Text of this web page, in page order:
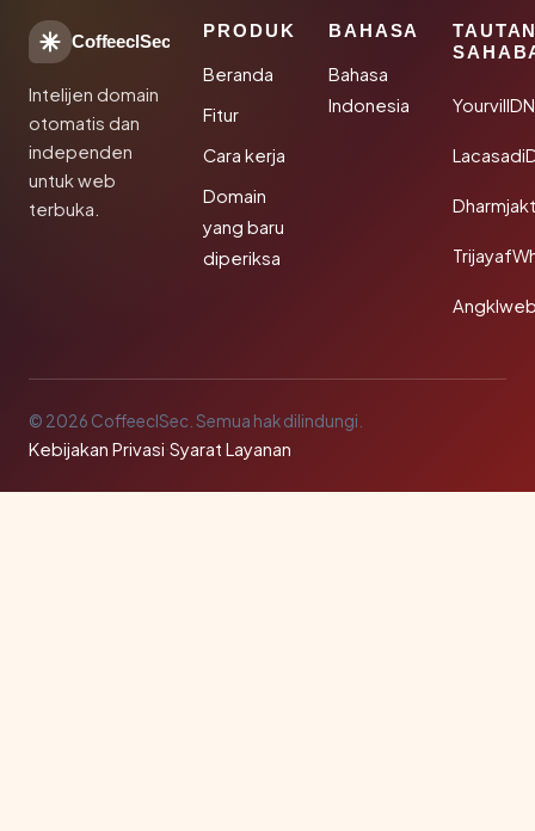
CoffeeclSec
Intelijen domain
otomatis dan
independen
untuk web
terbuka.
PRODUK
Beranda
Fitur
Cara kerja
Domain
yang baru
diperiksa
BAHASA
Bahasa
Indonesia
© 2026 CoffeeclSec. Semua hak dilindungi.
Kebijakan Privasi·Syarat Layanan